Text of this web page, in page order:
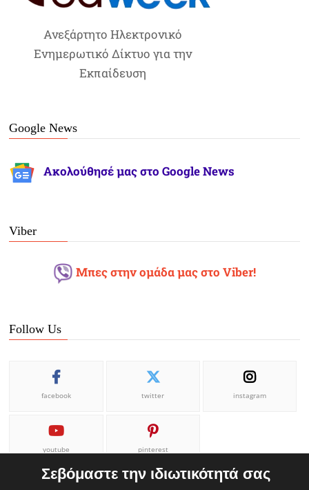
Ανεξάρτητο Ηλεκτρονικό
Ενημερωτικό Δίκτυο για την
Εκπαίδευση
Google News
Ακολούθησέ μας στο Google News
Viber
Μπες στην ομάδα μας στο Viber!
Follow Us
facebook twitter instagram
youtube pinterest
Σεβόμαστε την ιδιωτικότητά σας